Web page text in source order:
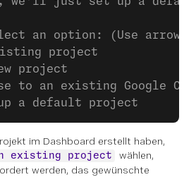
an option: (Use arrow
project
project
to an existing Google
a default project
im Dashboard erstellt haben,
existing project
wählen,
werden, das gewünschte